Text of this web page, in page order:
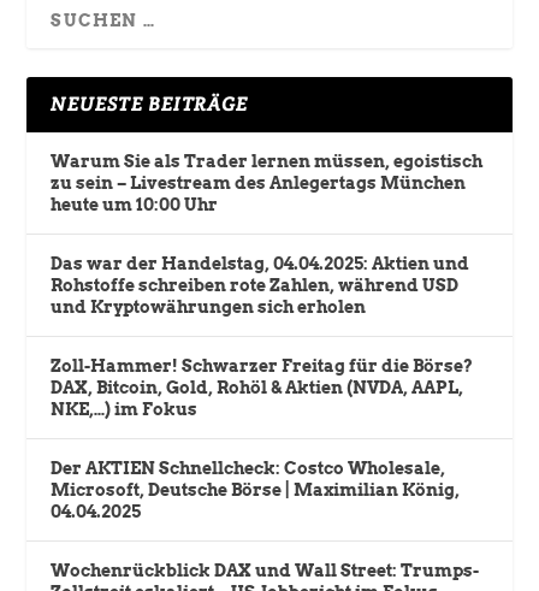
NEUESTE BEITRÄGE
Warum Sie als Trader lernen müssen, egoistisch
zu sein – Livestream des Anlegertags München
heute um 10:00 Uhr
Das war der Handelstag, 04.04.2025: Aktien und
Rohstoffe schreiben rote Zahlen, während USD
und Kryptowährungen sich erholen
Zoll-Hammer! Schwarzer Freitag für die Börse?
DAX, Bitcoin, Gold, Rohöl & Aktien (NVDA, AAPL,
NKE,…) im Fokus
Der AKTIEN Schnellcheck: Costco Wholesale,
Microsoft, Deutsche Börse | Maximilian König,
04.04.2025
Wochenrückblick DAX und Wall Street: Trumps-